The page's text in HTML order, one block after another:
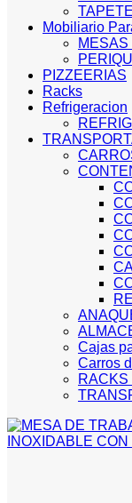
Mobiliario
PIZZEERIAS
Racks
Refrigeracion
Cajas
Carros
RACKS